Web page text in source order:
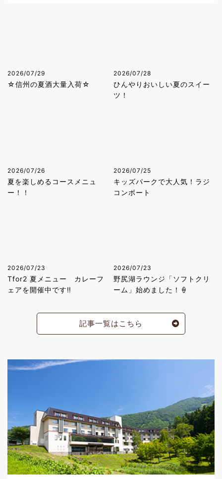
2026/07/29
☆信州の夏酒大量入荷☆
2026/07/28
ひんやりおいしい夏のスイー
ツ！
2026/07/26
夏を楽しめるコースメニュ
ー！！
2026/07/25
キッズパークで大人気！ラジ
コンボート
2026/07/23
Tfor2 夏メニュー カレーフ
ェアを開催中です‼
2026/07/23
野尻湖ラウンジ「ソフトクリ
ーム」始めました！🍦
記事一覧はこちら